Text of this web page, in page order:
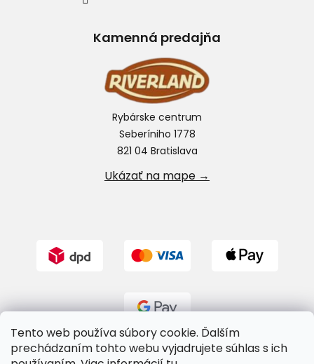
Tento web používa súbory cookie. Ďalším
prechádzaním tohto webu vyjadrujete súhlas s ich
Kamenná predajňa
Rybárske centrum
Seberíniho 1778
821 04 Bratislava
Ukázať na mape →